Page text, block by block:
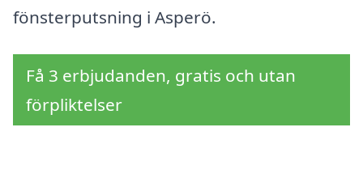
fönsterputsning i Asperö.
Få 3 erbjudanden, gratis och utan
förpliktelser